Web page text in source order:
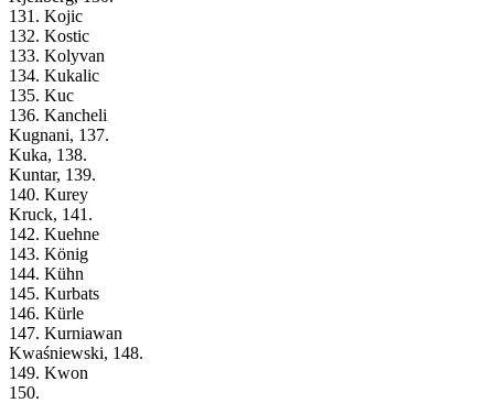
131. Kojic
132. Kostic
133. Kolyvan
134. Kukalic
135. Kuc
136. Kancheli
Kugnani, 137.
Kuka, 138.
Kuntar, 139.
140. Kurey
Kruck, 141.
142. Kuehne
143. König
144. Kühn
145. Kurbats
146. Kürle
147. Kurniawan
Kwaśniewski, 148.
149. Kwon
150.